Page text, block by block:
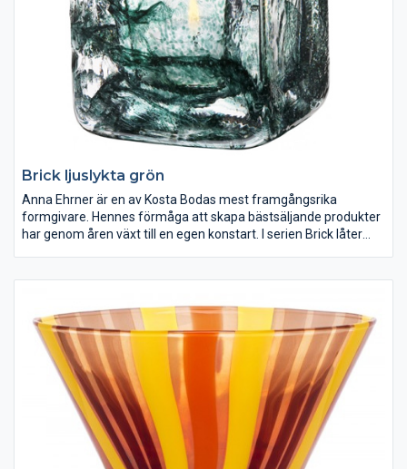
Brick ljuslykta grön
Anna Ehrner är en av Kosta Bodas mest framgångsrika
formgivare. Hennes förmåga att skapa bästsäljande produkter
har genom åren växt till en egen konstart. I serien Brick låter